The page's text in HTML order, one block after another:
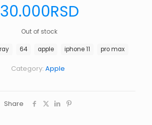
30.000RSD
Out of stock
Category: Apple
64 apple iphone 11 pro max
Share